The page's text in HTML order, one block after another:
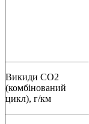
Викиди СО2
(комбінований
цикл), г/км